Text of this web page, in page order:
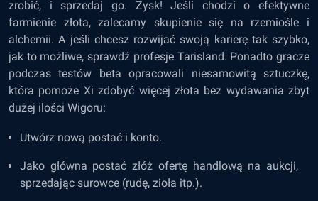
zrobić, i sprzedaj go. Zysk! Jeśli chodzi o efektywne
farmienie złota, zalecamy skupienie się na rzemiośle i
alchemii. A jeśli chcesz rozwijać swoją karierę tak szybko,
jak to możliwe, sprawdź profesje Tarisland. Ponadto gracze
podczas testów beta opracowali niesamowitą sztuczkę,
która pomoże Xi zdobyć więcej złota bez wydawania zbyt
dużej ilości Wigoru:
Utwórz nową postać i konto.
Jako główna postać złóż ofertę handlową na aukcji,
sprzedając surowce (rudę, zioła itp.).